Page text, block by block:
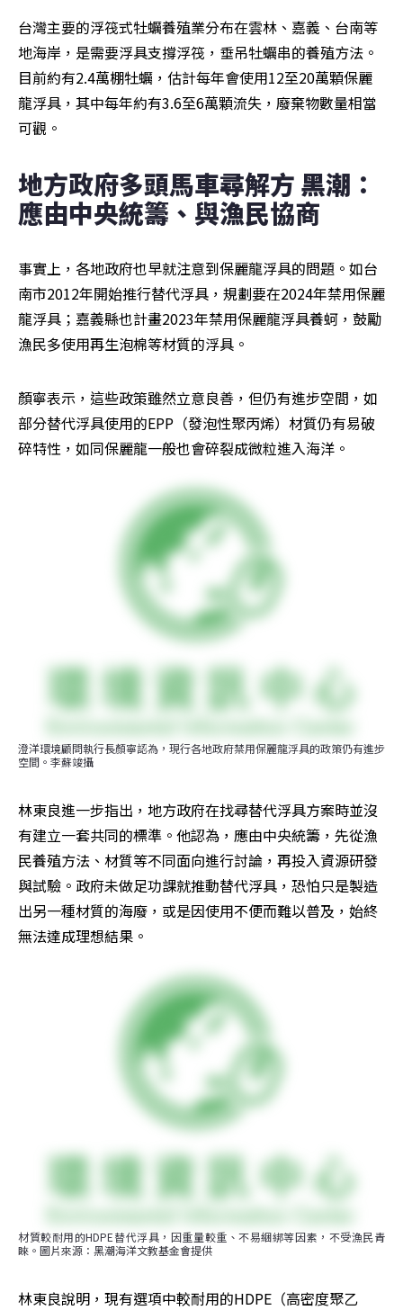
台灣主要的浮筏式牡蠣養殖業分布在雲林、嘉義、台南等
地海岸，是需要浮具支撐浮筏，垂吊牡蠣串的養殖方法。
目前約有2.4萬棚牡蠣，估計每年會使用12至20萬顆保麗
龍浮具，其中每年約有3.6至6萬顆流失，廢棄物數量相當
可觀。
地方政府多頭馬車尋解方 黑潮：
應由中央統籌、與漁民協商
事實上，各地政府也早就注意到保麗龍浮具的問題。如台
南市2012年開始推行替代浮具，規劃要在2024年禁用保麗
龍浮具；嘉義縣也計畫2023年禁用保麗龍浮具養蚵，鼓勵
漁民多使用再生泡棉等材質的浮具。
顏寧表示，這些政策雖然立意良善，但仍有進步空間，如
部分替代浮具使用的EPP（發泡性聚丙烯）材質仍有易破
碎特性，如同保麗龍一般也會碎裂成微粒進入海洋。
澄洋環境顧問執行長顏寧認為，現行各地政府禁用保麗龍浮具的政策仍有進步
空間。李蘇竣攝
林東良進一步指出，地方政府在找尋替代浮具方案時並沒
有建立一套共同的標準。他認為，應由中央統籌，先從漁
民養殖方法、材質等不同面向進行討論，再投入資源研發
與試驗。政府未做足功課就推動替代浮具，恐怕只是製造
出另一種材質的海廢，或是因使用不便而難以普及，始終
無法達成理想結果。
材質較耐用的HDPE替代浮具，因重量較重、不易綑綁等因素，不受漁民青
睞。圖片來源：黑潮海洋文教基金會提供
林東良說明，現有選項中較耐用的HDPE（高密度聚乙